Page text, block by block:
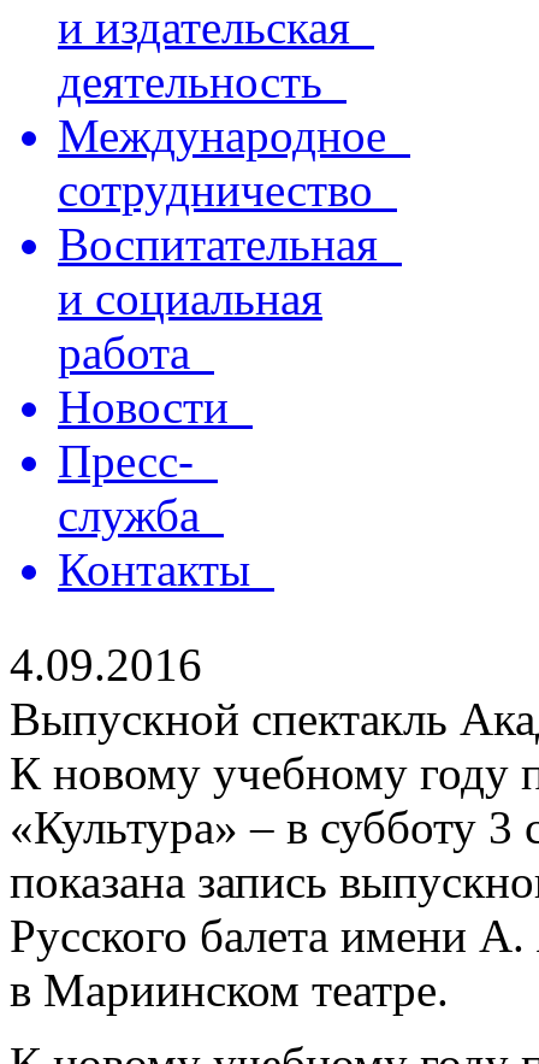
и издательская
деятельность
Международное
сотрудничество
Воспитательная
и социальная
работа
Новости
Пресс-
служба
Контакты
4.09.2016
Выпускной спектакль
К новому учебному году
«Культура» – в субботу 3
показана запись
Русского балета имени
в Мариинском театре.